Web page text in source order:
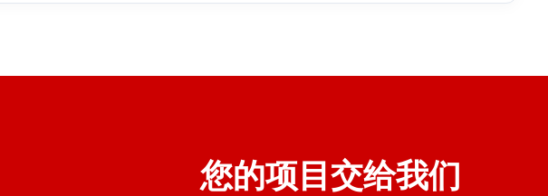
您的项目交给我们